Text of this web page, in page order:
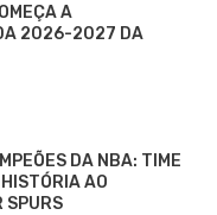
A
2026-2027 DA
DA NBA: TIME
AO
SPURS